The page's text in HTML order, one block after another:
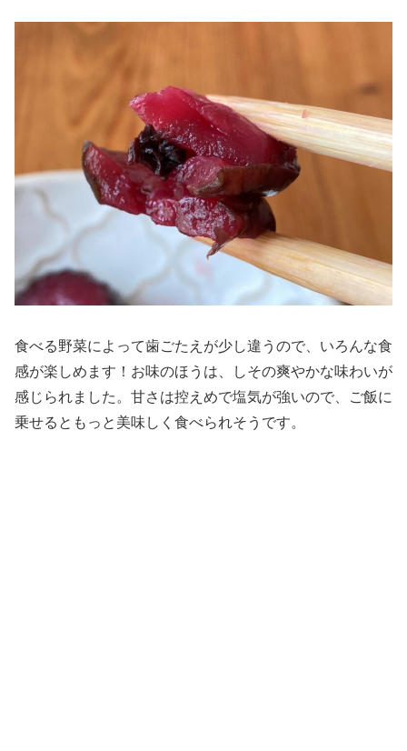
食べる野菜によって歯ごたえが少し違うので、いろんな食
感が楽しめます！お味のほうは、しその爽やかな味わいが
感じられました。甘さは控えめで塩気が強いので、ご飯に
乗せるともっと美味しく食べられそうです。